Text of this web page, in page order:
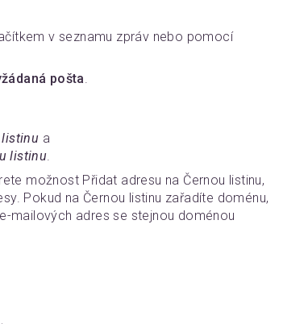
v seznamu zpráv nebo pomocí
pošta.
listinu a
listinu.
možnost Přidat adresu na Černou listinu,
Pokud na Černou listinu zařadíte doménu,
mailových adres se stejnou doménou